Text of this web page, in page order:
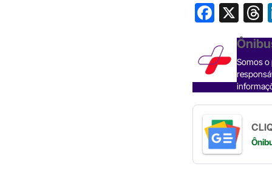
F
c
e
b
o
o
k
X
s
Somos o